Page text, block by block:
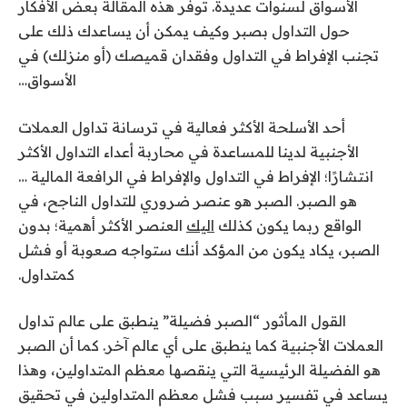
الأسواق لسنوات عديدة. توفر هذه المقالة بعض الأفكار
حول التداول بصبر وكيف يمكن أن يساعدك ذلك على
تجنب الإفراط في التداول وفقدان قميصك (أو منزلك) في
الأسواق…
أحد الأسلحة الأكثر فعالية في ترسانة تداول العملات
الأجنبية لدينا للمساعدة في محاربة أعداء التداول الأكثر
انتشارًا؛ الإفراط في التداول والإفراط في الرافعة المالية …
هو الصبر. الصبر هو عنصر ضروري للتداول الناجح، في
الواقع ربما يكون كذلك اليك العنصر الأكثر أهمية؛ بدون
الصبر، يكاد يكون من المؤكد أنك ستواجه صعوبة أو فشل
كمتداول.
القول المأثور “الصبر فضيلة” ينطبق على عالم تداول
العملات الأجنبية كما ينطبق على أي عالم آخر. كما أن الصبر
هو الفضيلة الرئيسية التي ينقصها معظم المتداولين، وهذا
يساعد في تفسير سبب فشل معظم المتداولين في تحقيق